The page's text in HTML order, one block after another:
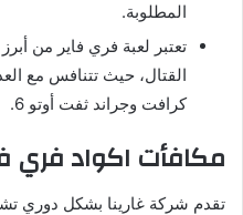
المطلوبة.
تعتبر لعبة فري فاير من
القتال، حيث تتنافس مع
كرافت وجراند ثفت أوتو 6.
مكافأت اكواد فري
تقدم شركة غارينا بشكل دوري